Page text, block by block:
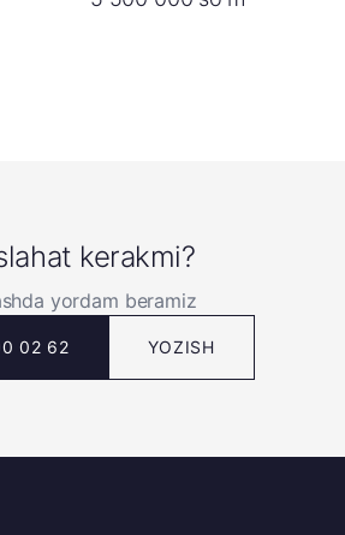
kerakmi?
yordam beramiz
02 62 YOZISH